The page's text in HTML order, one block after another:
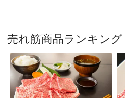
売れ筋商品ランキング